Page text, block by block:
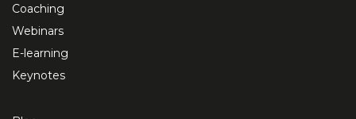
Coaching
Webinars
E-learning
Keynotes